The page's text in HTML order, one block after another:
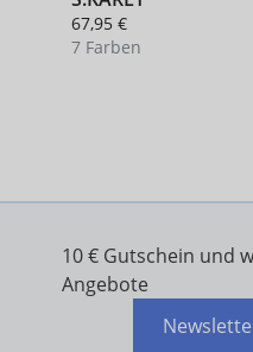
67,95 €
7 Farben
10 € Gutschein und
Angebote